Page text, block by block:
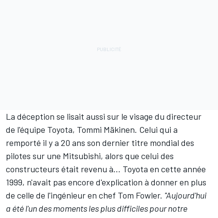
La déception se lisait aussi sur le visage du directeur
de l'équipe Toyota, Tommi Mäkinen. Celui qui a
remporté il y a 20 ans son dernier titre mondial des
pilotes sur une Mitsubishi, alors que celui des
constructeurs était revenu à... Toyota en cette année
1999, n'avait pas encore d'explication à donner en plus
de celle de l'ingénieur en chef Tom Fowler. ''Aujourd'hui
a été l'un des moments les plus difficiles pour notre